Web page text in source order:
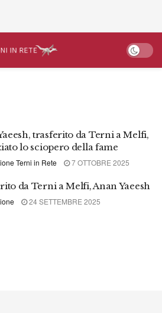
trasferito da Terni a Melfi,
lo sciopero della fame
Terni in Rete 7 OTTOBRE 2025
da Terni a Melfi, Anan Yaeesh
24 SETTEMBRE 2025